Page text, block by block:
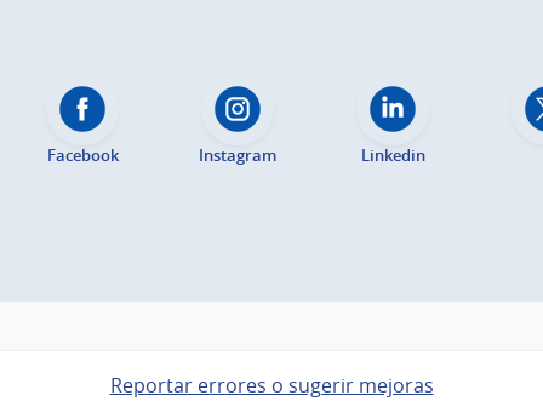
Facebook Instagram Linkedin
Reportar errores o sugerir mejoras